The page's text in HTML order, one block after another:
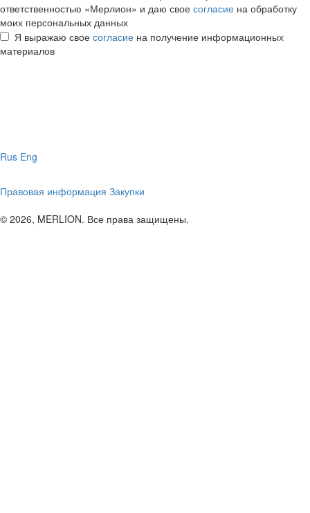
ответственностью «Мерлион» и даю свое согласие на обработку
моих персональных данных
Я выражаю свое согласие на получение информационных
материалов
Rus Eng
Правовая информация Закупки
© 2026, MERLION. Все права защищены.